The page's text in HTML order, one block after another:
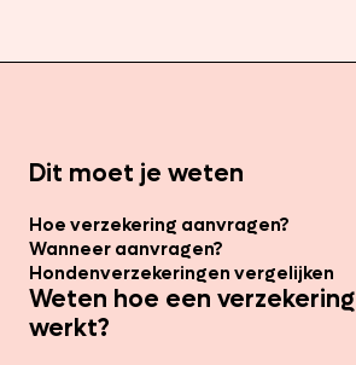
Dit moet je weten
Hoe verzekering aanvragen?
Wanneer aanvragen?
Hondenverzekeringen vergelijken
Weten hoe een verzekering
werkt?